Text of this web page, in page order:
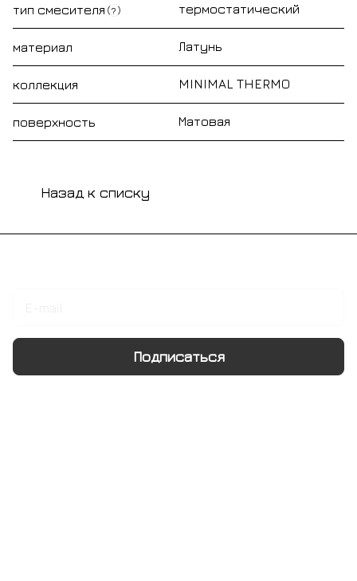
тип смесителя ? термостатический
материал Латунь
коллекция MINIMAL THERMO
поверхность Матовая
Назад к списку
Подписаться